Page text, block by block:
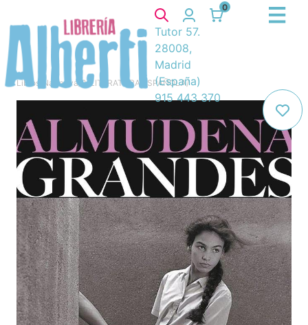
0
Tutor 57.
28008,
Madrid
(España)
915 443 370
Libros Narrativa/ 8. LITERATURA ESPAÑOLA/